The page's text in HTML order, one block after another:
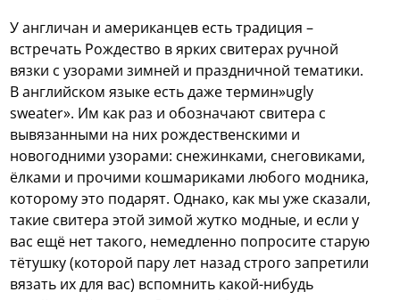
У англичан и американцев есть традиция –
встречать Рождество в ярких свитерах ручной
вязки с узорами зимней и праздничной тематики.
В английском языке есть даже термин»ugly
sweater». Им как раз и обозначают свитера с
вывязанными на них рождественскими и
новогодними узорами: снежинками, снеговиками,
ёлками и прочими кошмариками любого модника,
которому это подарят. Однако, как мы уже сказали,
такие свитера этой зимой жутко модные, и если у
вас ещё нет такого, немедленно попросите старую
тётушку (которой пару лет назад строго запретили
вязать их для вас) вспомнить какой-нибудь